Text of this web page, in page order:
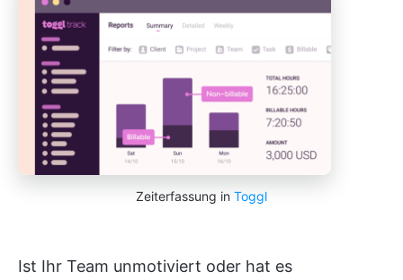
Zeiterfassung in Toggl
Ist Ihr Team unmotiviert oder hat es